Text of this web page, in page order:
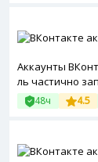
Аккаунты
ль частично
48ч 4.5